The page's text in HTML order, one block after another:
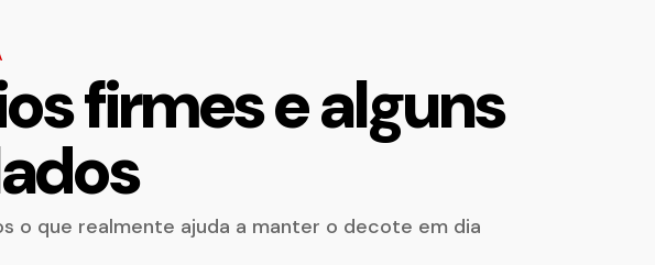
firmes e alguns
o que realmente ajuda a manter o decote em dia